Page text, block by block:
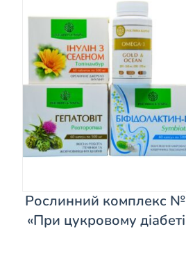
Рослинний комплекс
«При цукровому